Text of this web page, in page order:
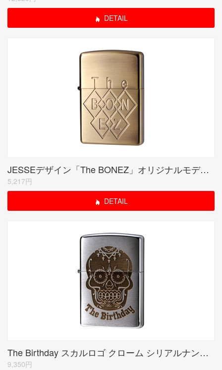
DETAIL
JESSEデザイン「The BONEZ」オリジナルモデル(受注限定品)
5,217円
DETAIL
The Birthday スカルロゴ クローム シリアルナンバー入り(期間限定生産品)
9,350円